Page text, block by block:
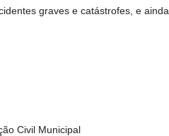
graves e catástrofes, e ainda
Civil Municipal